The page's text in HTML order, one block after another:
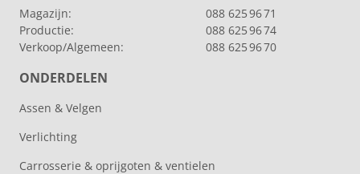
Magazijn:
088 625 96 71
Productie:
088 625 96 74
Verkoop/Algemeen:
088 625 96 70
ONDERDELEN
Assen & Velgen
Verlichting
Carrosserie & oprijgoten & ventielen